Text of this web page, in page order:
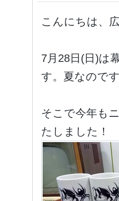
こんにちは、
7月28日(日)は
す。夏なので
そこで今年も
たしました！